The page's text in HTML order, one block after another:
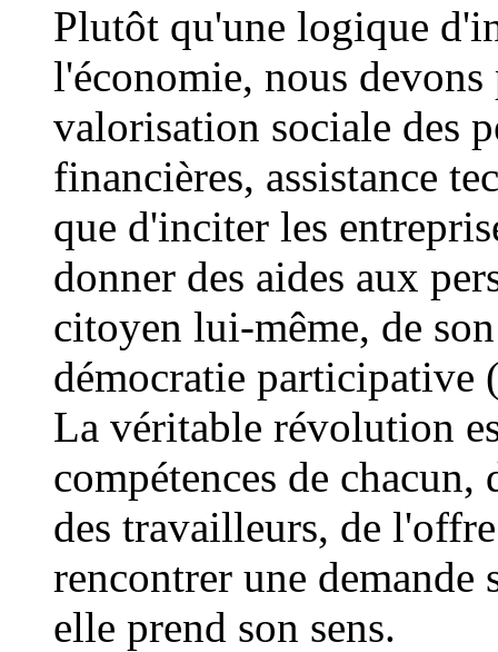
Plutôt qu'une logique
l'économie, nous
valorisation sociale des
financières, assistance
que d'inciter les
donner des aides aux
citoyen lui-même, de
démocratie participative
La véritable révolution
compétences de
des travailleurs, de
rencontrer une
elle prend son sens.